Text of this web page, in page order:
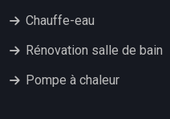
Chauffe-eau
Rénovation salle de bain
Pompe à chaleur